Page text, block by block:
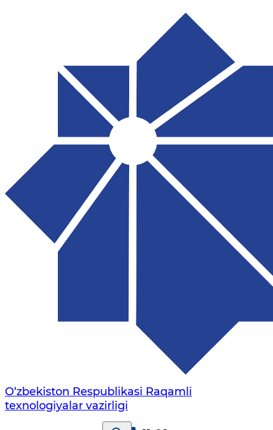
O‘zbekiston Respublikasi Raqamli
texnologiyalar vazirligi